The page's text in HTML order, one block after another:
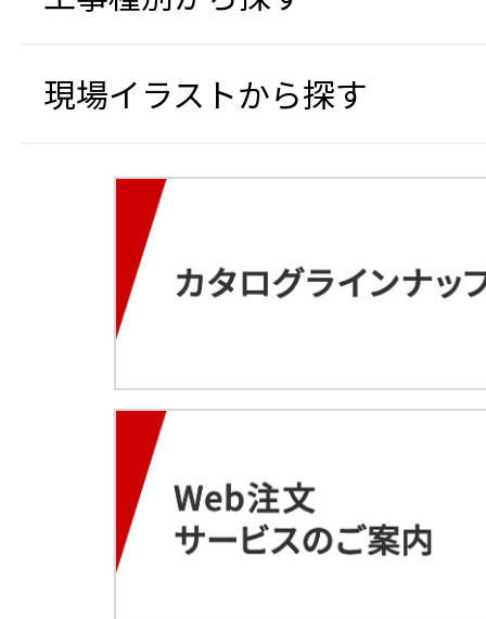
現場イラストから探す